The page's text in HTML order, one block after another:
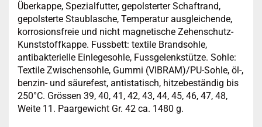
Überkappe, Spezialfutter, gepolsterter Schaftrand,
gepolsterte Staublasche, Temperatur ausgleichende,
korrosionsfreie und nicht magnetische Zehenschutz-
Kunststoffkappe. Fussbett: textile Brandsohle,
antibakterielle Einlegesohle, Fussgelenkstütze. Sohle:
Textile Zwischensohle, Gummi (VIBRAM)/PU-Sohle, öl-,
benzin- und säurefest, antistatisch, hitzebeständig bis
250°C. Grössen 39, 40, 41, 42, 43, 44, 45, 46, 47, 48,
Weite 11. Paargewicht Gr. 42 ca. 1480 g.